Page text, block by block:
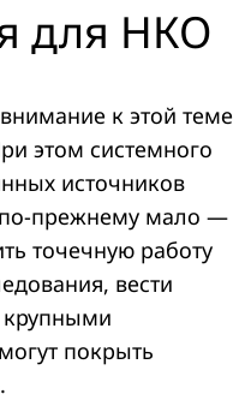
для НКО
к этой теме
этом системного
источников
по-прежнему мало —
точечную работу
вести
крупными
покрыть